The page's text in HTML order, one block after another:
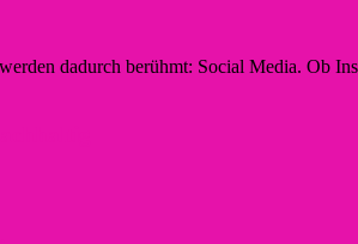
dadurch berühmt: Social Media. Ob